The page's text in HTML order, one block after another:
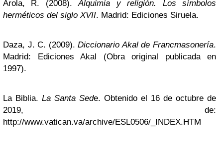
Arola, R. (2008).Alquimia y religión. Los símbolos
herméticos del siglo XVII. Madrid: Ediciones Siruela.
Daza, J. C. (2009).Diccionario Akal de Francmasonería.
Madrid: Ediciones Akal (Obra original publicada en
1997).
La Biblia. La Santa Sede. Obtenido el 16 de octubre de
2019, de:
http://www.vatican.va/archive/ESL0506/_INDEX.HTM